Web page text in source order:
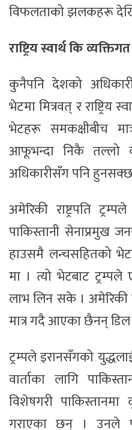
विफलताको झलकहरू
राष्ट्रिय स्वार्थ कि
कुनैपनि देशको
भेटमा मित्रवत् र राष्ट्रिय
भेटहरू समकक्षीबीच
आफूभन्दा निकै तल्लो
अधिकारीसँग पनि
अमेरिकी राष्ट्रपति
पाकिस्तानी सेनाप्रमुख
हाउसमै लन्चसहितको
मा । त्यो भेटबाट
लाभ लिन सके । अमेरिकी
मात्र गदै आएका छैनन् डिल
ट्रम्पले इरानसँगको
वार्ताका लागि
विशेषगरी
गराएका छन् । उनले